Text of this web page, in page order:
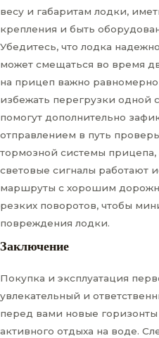
весу и габаритам лодки,
крепления и быть
Убедитесь, что лодка
может смещаться во время
на прицеп важно
избежать перегрузки одной
помогут дополнительно
отправлением в путь
тормозной системы прицепа,
световые сигналы работают
маршруты с хорошим
резких поворотов, чтобы
повреждения лодки.
Заключение
Покупка и эксплуатация
увлекательный и
перед вами новые
активного отдыха на воде.